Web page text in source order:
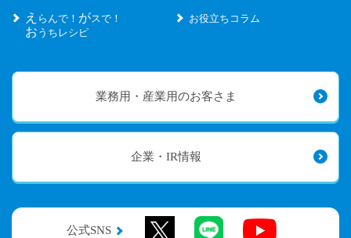
え らんで！ がスで！
お うちレシピ
お役立ちコラム
業務用・産業用のお客さま
企業・IR情報
公式SNS